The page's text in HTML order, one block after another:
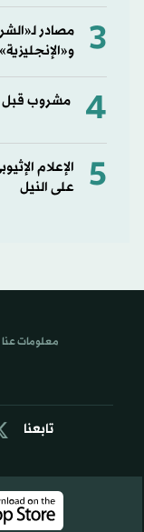
3
مصادر
4 مشروب قبل
5
الإعلام
على النيل
تابعنا
معلومات عنا